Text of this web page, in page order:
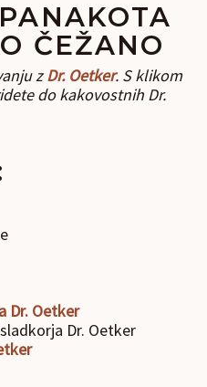
ČEŽANO
zDr. Oetker. S klikom
do kakovostnih Dr.
Dr. Oetker
Dr. Oetker